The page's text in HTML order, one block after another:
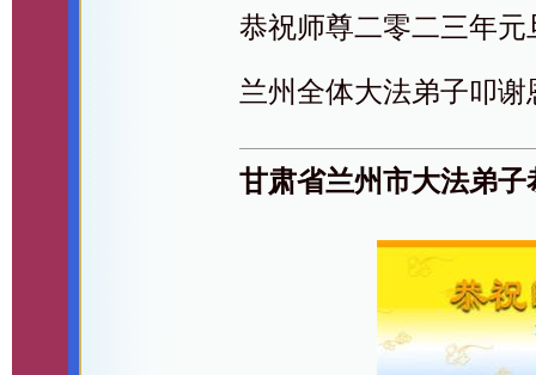
恭祝师尊二零二三年元
兰州全体大法弟子叩
甘肃省兰州市大法弟